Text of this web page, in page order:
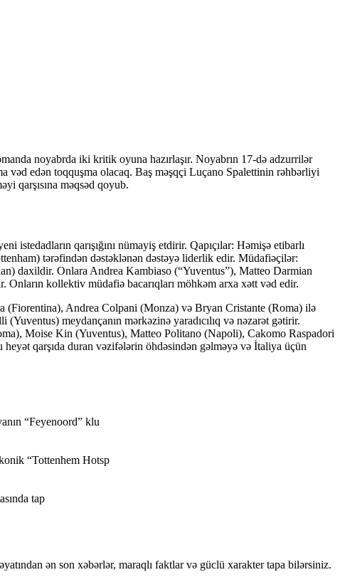
noyabrda iki kritik oyuna hazırlaşır. Noyabrın 17-də adzurrilər
vəd edən toqquşma olacaq. Baş məşqçi Luçano Spalettinin rəhbərliyi
qarşısına məqsəd qoyub.
qarışığını nümayiş etdirir. Qapıçılar: Həmişə etibarlı
tərəfindən dəstəklənən dəstəyə liderlik edir. Müdafiəçilər:
daxildir. Onlara Andrea Kambiaso (“Yuventus”), Matteo Darmian
kollektiv müdafiə bacarıqları möhkəm arxa xətt vəd edir.
(Fiorentina), Andrea Colpani (Monza) və Bryan Cristante (Roma) ilə
meydançanın mərkəzinə yaradıcılıq və nəzarət gətirir.
Moise Kin (Yuventus), Matteo Politano (Napoli), Cakomo Raspadori
qarşıda duran vəzifələrin öhdəsindən gəlməyə və İtaliya üçün
“Feyenoord” klu
“Tottenhem Hotsp
tap
ən son xəbərlər, maraqlı faktlar və güclü xarakter tapa bilərsiniz.